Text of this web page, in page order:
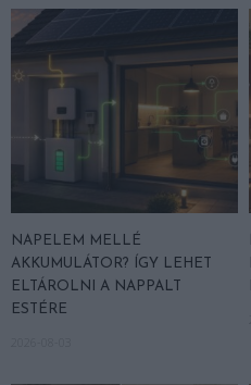
NAPELEM MELLÉ
AKKUMULÁTOR? ÍGY LEHET
ELTÁROLNI A NAPPALT
ESTÉRE